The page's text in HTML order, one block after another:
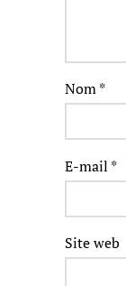
Nom*
E-mail *
Site web